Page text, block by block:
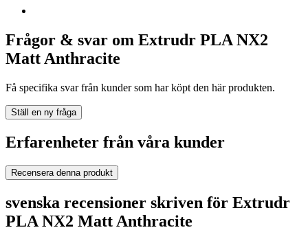
Frågor & svar om Extrudr PLA NX2
Matt Anthracite
Få specifika svar från kunder som har köpt den här produkten.
Ställ en ny fråga
Erfarenheter från våra kunder
Recensera denna produkt
svenska recensioner skriven för Extrudr
PLA NX2 Matt Anthracite